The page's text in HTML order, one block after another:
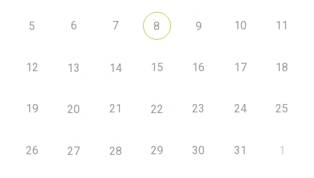
5 6 7 8 9 10 11
12 13 14 15 16 17 18
19 20 21 22 23 24 25
26 27 28 29 30 31 1